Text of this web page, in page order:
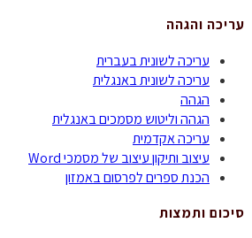
עריכה והגהה
עריכה לשונית בעברית
עריכה לשונית באנגלית
הגהה
הגהה וליטוש מסמכים באנגלית
עריכה אקדמית
עיצוב ותיקון עיצוב של מסמכי Word
הכנת ספרים לפרסום באמזון
סיכום ותמצות